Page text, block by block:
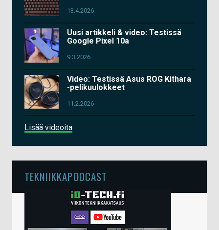
13.4.2026
Uusi artikkeli & video: Testissä
Google Pixel 10a
9.3.2026
Video: Testissä Asus ROG Kithara
-pelikuulokkeet
11.2.2026
Lisää videoita
TEKNIIKKAPODCAST